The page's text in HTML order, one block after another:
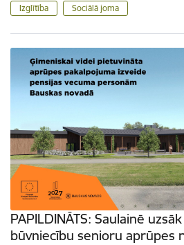
Izglītība Sociālā joma
PAPILDINĀTS: Saulainē
būvniecību senioru aprūpes